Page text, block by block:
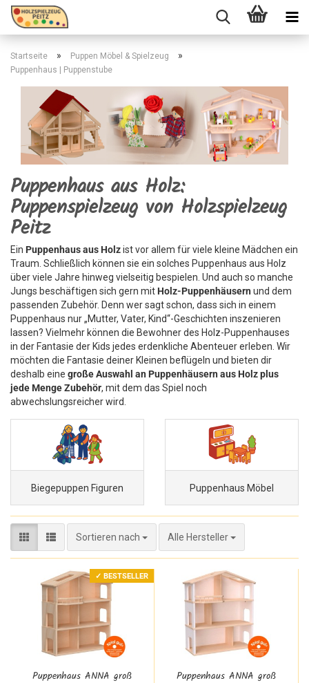
Startseite » Puppen Möbel & Spielzeug »
Puppenhaus | Puppenstube
Puppenhaus aus Holz:
Puppenspielzeug von Holzspielzeug
Peitz
Ein Puppenhaus aus Holzist vor allem für viele kleine Mädchen ein
Traum. Schließlich können sie ein solches Puppenhaus aus Holz
über viele Jahre hinweg vielseitig bespielen. Und auch so manche
Jungs beschäftigen sich gern mit Holz-Puppenhäusern und dem
passenden Zubehör. Denn wer sagt schon, dass sich in einem
Puppenhaus nur „Mutter, Vater, Kind“-Geschichten inszenieren
lassen? Vielmehr können die Bewohner des Holz-Puppenhauses
in der Fantasie der Kids jedes erdenkliche Abenteuer erleben. Wir
möchten die Fantasie deiner Kleinen beflügeln und bieten dir
deshalb eine große Auswahl an Puppenhäusern aus Holz plus
jede Menge Zubehör, mit dem das Spiel noch
abwechslungsreicher wird.
Biegepuppen Figuren Puppenhaus Möbel
Sortieren nach
Sortieren nach Alle Hersteller
✓ BESTSELLER
Puppenhaus ANNA groß
Puppenhaus ANNA groß